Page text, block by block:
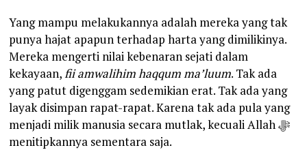
Yang mampu melakukannya adalah mereka yang tak
punya hajat apapun terhadap harta yang dimilikinya.
Mereka mengerti nilai kebenaran sejati dalam
kekayaan, fii amwalihim haqqum ma’luum. Tak ada
yang patut digenggam sedemikian erat. Tak ada yang
layak disimpan rapat-rapat. Karena tak ada pula yang
menjadi milik manusia secara mutlak, kecuali Allah ﷻ
menitipkannya sementara saja.